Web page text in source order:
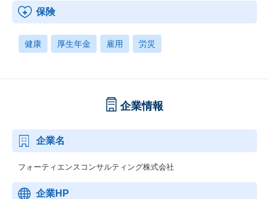
保険
健康 厚生年金 雇用 労災
企業情報
企業名
フォーティエンスコンサルティング株式会社
企業HP